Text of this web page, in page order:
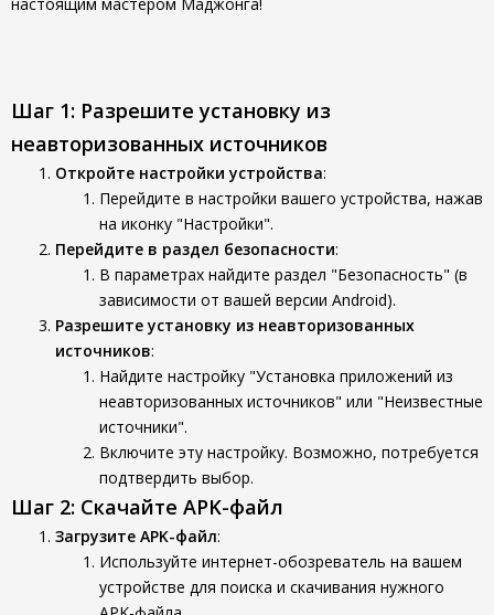
Шаг 1: Разрешите установку из
неавторизованных источников
Откройте настройки устройства:
Перейдите в настройки вашего устройства, нажав
на иконку "Настройки".
Перейдите в раздел безопасности:
В параметрах найдите раздел "Безопасность" (в
зависимости от вашей версии Android).
Разрешите установку из неавторизованных
источников:
Найдите настройку "Установка приложений из
неавторизованных источников" или "Неизвестные
источники".
Включите эту настройку. Возможно, потребуется
подтвердить выбор.
Шаг 2: Скачайте APK-файл
Загрузите APK-файл:
Используйте интернет-обозреватель на вашем
устройстве для поиска и скачивания нужного